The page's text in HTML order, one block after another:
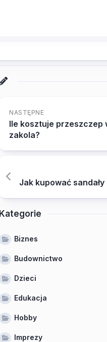
NASTĘPNE
Ile kosztuje przeszczep
zakola?
Jak kupować
Kategorie
Biznes
Budownictwo
Dzieci
Edukacja
Hobby
Imprezy